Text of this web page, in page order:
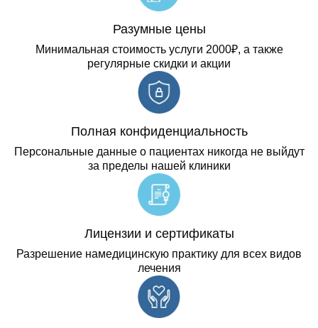
Разумные цены
Минимальная стоимость услуги 2000₽, а также
регулярные скидки и акции
Полная конфиденциальность
Персональные данные о пациентах никогда не выйдут
за пределы нашей клиники
Лицензии и сертификаты
Разрешение намедицинскую практику для всех видов
лечения